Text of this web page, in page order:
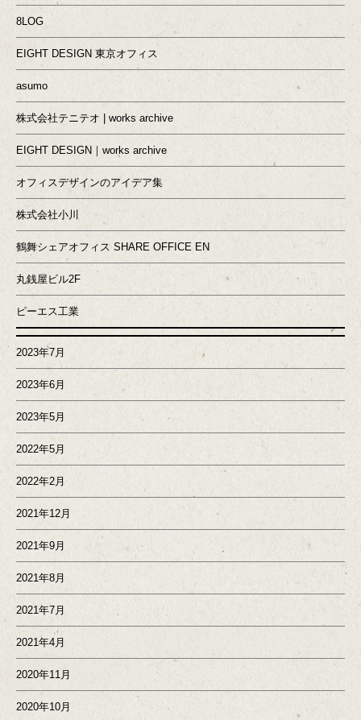
8LOG
EIGHT DESIGN 東京オフィス
asumo
株式会社テニテオ | works archive
EIGHT DESIGN｜works archive
オフィスデザインのアイデア集
株式会社小川
鶴舞シェアオフィス SHARE OFFICE EN
丸銭屋ビル2F
ピーエス工業
2023年7月
2023年6月
2023年5月
2022年5月
2022年2月
2021年12月
2021年9月
2021年8月
2021年7月
2021年4月
2020年11月
2020年10月